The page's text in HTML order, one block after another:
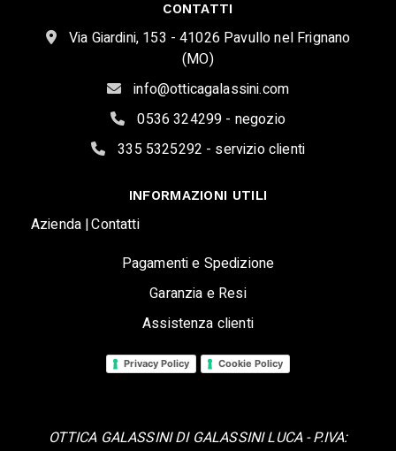
CONTATTI
Via Giardini, 153 - 41026 Pavullo nel Frignano
(MO)
info@otticagalassini.com
0536 324299 - negozio
335 5325292 - servizio clienti
INFORMAZIONI UTILI
Azienda |Contatti
Pagamenti e Spedizione
Garanzia e Resi
Assistenza clienti
Privacy Policy Cookie Policy
OTTICA GALASSINI DI GALASSINI LUCA - P.IVA: